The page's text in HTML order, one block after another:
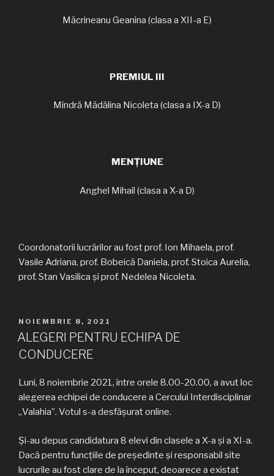
Măcrineanu Geanina (clasa a XII-a E)
PREMIUL III
Mîndră Mădălina Nicoleta (clasa a IX-a D)
MENȚIUNE
Anghel Mihail (clasa a X-a D)
Coordonatorii lucrărilor au fost prof. Ion Mihaela, prof.
Vasile Adriana, prof. Bobeică Daniela, prof. Stoica Aurelia,
prof. Stan Vasilica și prof. Nedelea Nicoleta.
PUBLICAT
PE
NOIEMBRIE 8, 2021
ALEGERI PENTRU ECHIPA DE
CONDUCERE
Luni, 8 noiembrie 2021, între orele 8.00-20.00, a avut loc
alegerea echipei de conducere a Cercului Interdisciplinar
„Valahia”. Votul s-a desfășurat online.
Și-au depus candidatura 8 elevi din clasele a X-a și a XI-a.
Dacă pentru funcțiile de președinte și responsabil site
lucrurile au fost clare de la început, deoarece a existat